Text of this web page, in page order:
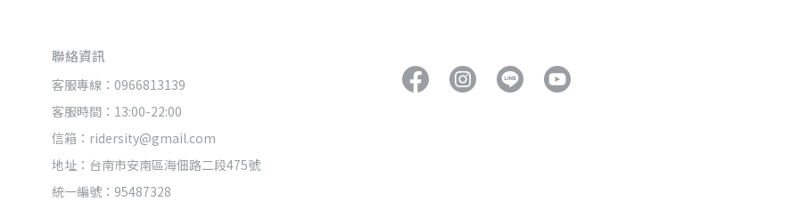
聯絡資訊
客服專線：0966813139
客服時間：13:00-22:00
信箱：ridersity@gmail.com
地址：台南市安南區海佃路二段475號
統一編號：95487328